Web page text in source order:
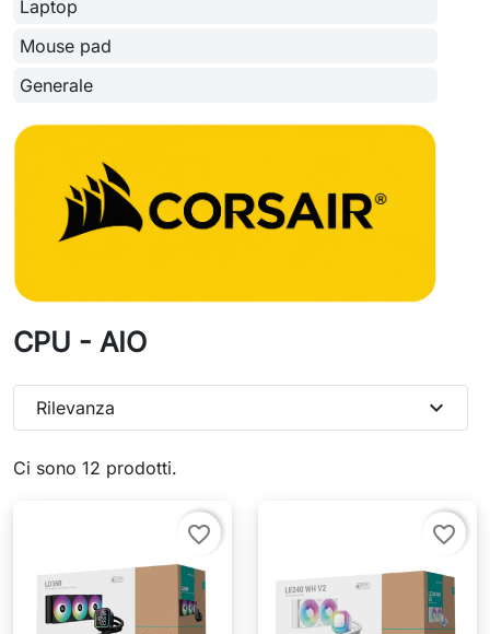
Laptop
Mouse pad
Generale
CPU - AIO
Ci sono 12 prodotti.
Rilevanza expand_more
favorite_border favorite_border